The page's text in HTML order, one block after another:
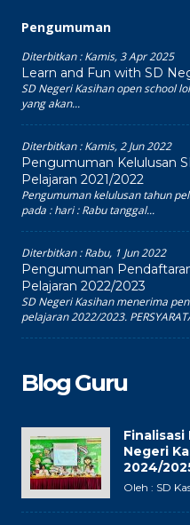
Pengumuman
Diterbitkan :Kamis, 3 Apr 2025
Learn and Fun with SD
SD Negeri Kasihan open school
yang akan...
Diterbitkan :Kamis, 2 Jun 2022
Pengumuman Kelulusan
Pelajaran 2021/2022
Pengumuman kelulusan tahun
pada : hari : Rabu tanggal...
Diterbitkan :Rabu, 1 Jun 2022
Pengumuman
Pelajaran 2022/2023
SD Negeri Kasihan menerima
pelajaran 2022/2023.
Blog Guru
Negeri
2024/
Oleh : SD